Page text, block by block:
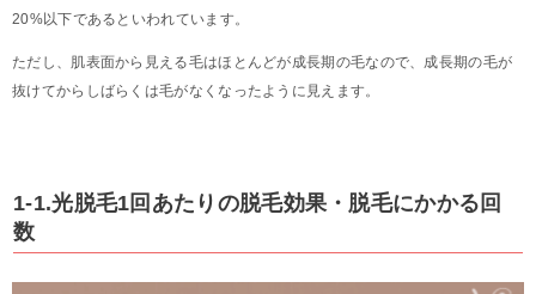
20%以下であるといわれています。
ただし、肌表面から見える毛はほとんどが成長期の毛なので、成長期の毛が
抜けてからしばらくは毛がなくなったように見えます。
1-1.光脱毛1回あたりの脱毛効果・脱毛にかかる回
数